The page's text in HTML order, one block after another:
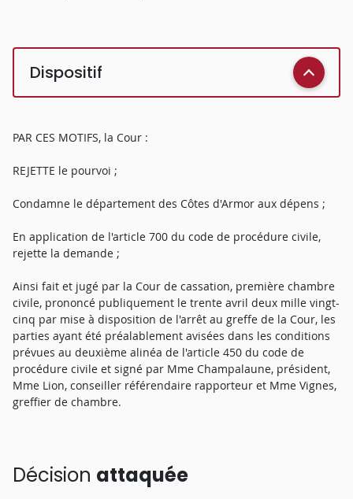
Dispositif
PAR CES MOTIFS, la Cour :
REJETTE le pourvoi ;
Condamne le département des Côtes d'Armor aux dépens ;
En application de l'article 700 du code de procédure civile,
rejette la demande ;
Ainsi fait et jugé par la Cour de cassation, première chambre
civile, prononcé publiquement le trente avril deux mille vingt-
cinq par mise à disposition de l'arrêt au greffe de la Cour, les
parties ayant été préalablement avisées dans les conditions
prévues au deuxième alinéa de l'article 450 du code de
procédure civile et signé par Mme Champalaune, président,
Mme Lion, conseiller référendaire rapporteur et Mme Vignes,
greffier de chambre.
Décision attaquée